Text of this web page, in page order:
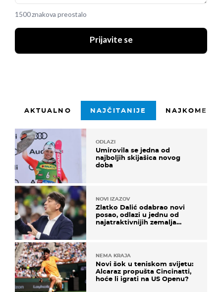
1500 znakova preostalo
Prijavite se
AKTUALNO NAJČITANIJE
ODLAZI
Umirovila se jedna od
najboljih skijašica novog
doba
NOVI IZAZOV
Zlatko Dalić odabrao novi
posao, odlazi u jednu od
najatraktivnijih zemalja
NEMA KRAJA
Novi šok u teniskom svijetu:
Alcaraz propušta Cincinatti,
hoće li igrati na US Openu?